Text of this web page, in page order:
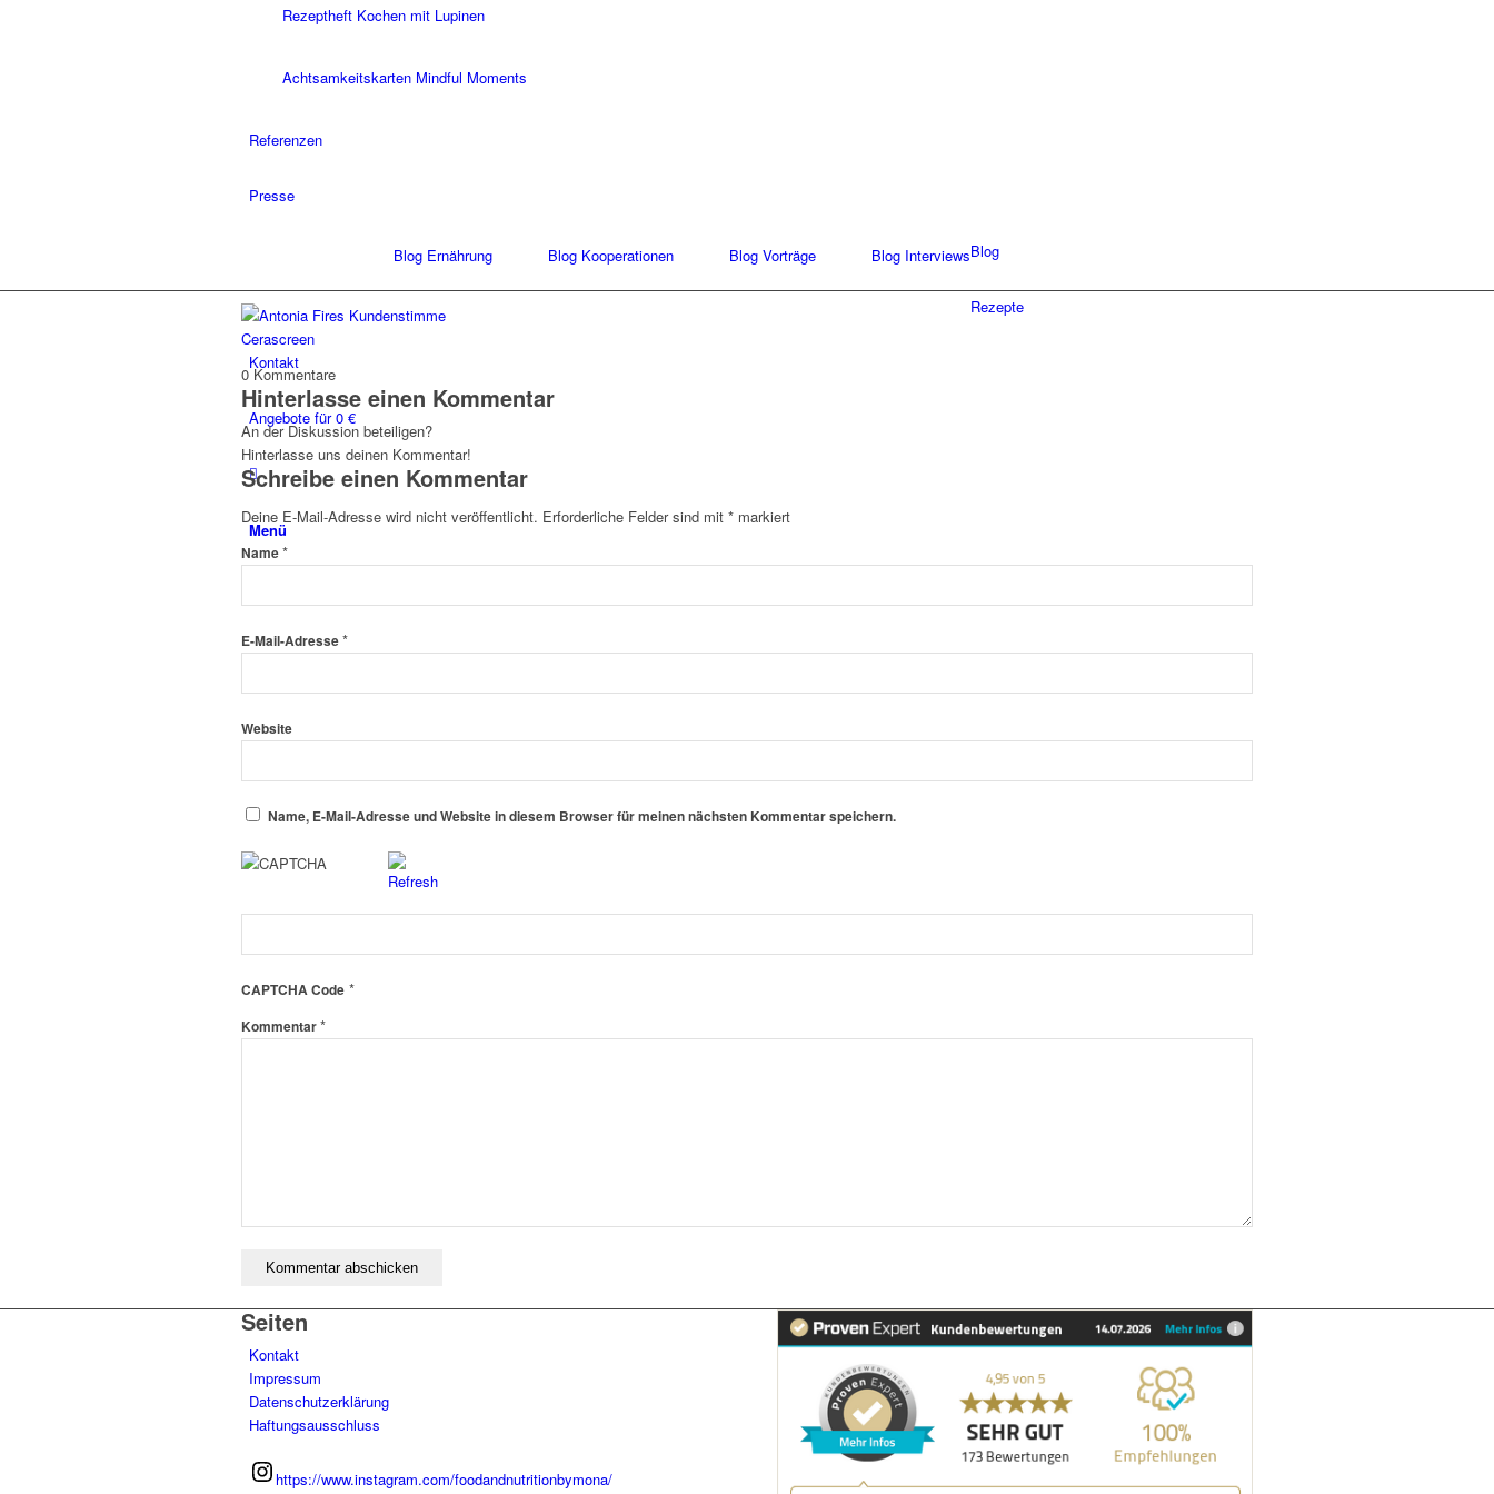
Rezeptheft Kochen mit Lupinen
Achtsamkeitskarten Mindful Moments
Referenzen
Presse
Blog
Blog Ernährung Blog Kooperationen Blog Vorträge Blog Interviews
Rezepte
Kontakt
Angebote für 0 €
Menü
0 Kommentare
Hinterlasse einen Kommentar
An der Diskussion beteiligen?
Hinterlasse uns deinen Kommentar!
Schreibe einen Kommentar
Deine E-Mail-Adresse wird nicht veröffentlicht. Erforderliche Felder sind mit * markiert
Name*
E-Mail-Adresse*
Website
Name, E-Mail-Adresse und Website in diesem Browser für meinen nächsten Kommentar speichern.
CAPTCHA Code *
Kommentar*
Seiten
Kontakt
Impressum
Datenschutzerklärung
Haftungsausschluss
https://www.instagram.com/foodandnutritionbymona/